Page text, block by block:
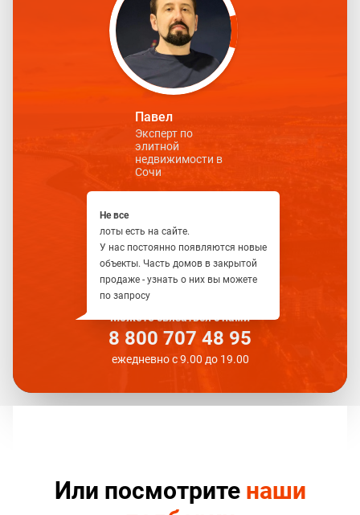
Можете связаться с нами
8 800 707 48 95
ежедневно с 9.00 до 19.00
Павел
Эксперт по
элитной
недвижимости в
Сочи
Не все
лоты есть на сайте.
У нас постоянно появляются новые
объекты. Часть домов в закрытой
продаже - узнать о них вы можете
по запросу
Или посмотрите наши